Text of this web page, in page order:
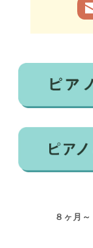
８ヶ月～